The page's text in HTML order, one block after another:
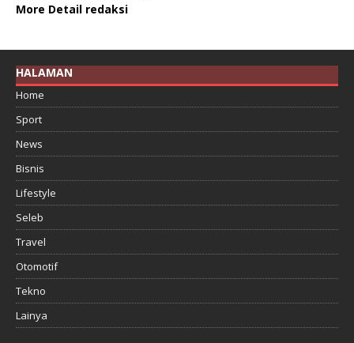
More Detail redaksi
HALAMAN
Home
Sport
News
Bisnis
Lifestyle
Seleb
Travel
Otomotif
Tekno
Lainya